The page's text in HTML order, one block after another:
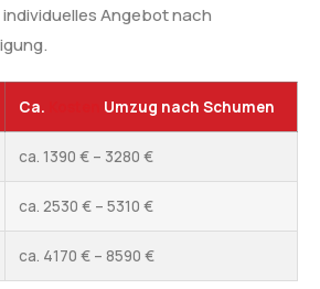
Angebot nach
Ca. Umzug nach Schumen
ca. 1390 € – 3280 €
ca. 2530 € – 5310 €
ca. 4170 € – 8590 €